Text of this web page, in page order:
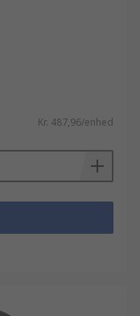
Kr. 487,96/enhed